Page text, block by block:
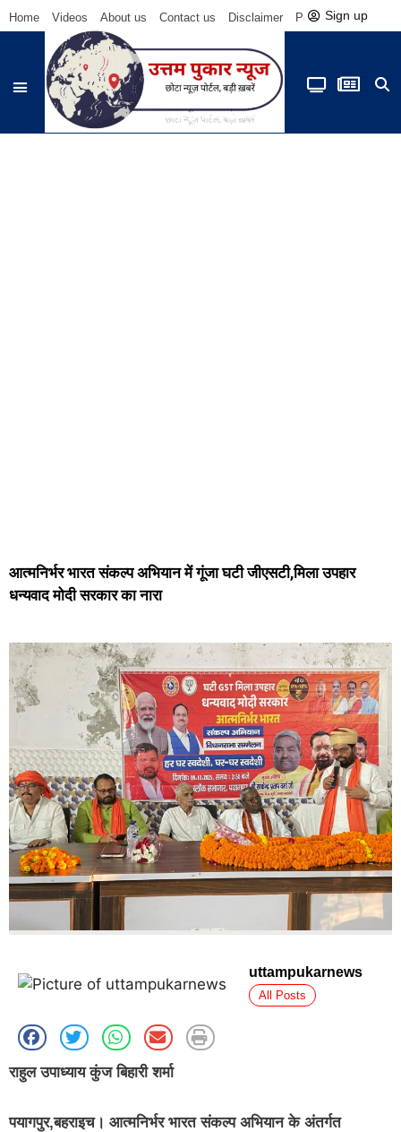
Home Videos About us Contact us Disclaimer Privacy Policy
Sign up
आत्मनिर्भर भारत संकल्प अभियान में गूंजा घटी जीएसटी,मिला उपहार
धन्यवाद मोदी सरकार का नारा
uttampukarnews
All Posts
राहुल उपाध्याय कुंज बिहारी शर्मा
पयागपुर,बहराइच। आत्मनिर्भर भारत संकल्प अभियान के अंतर्गत